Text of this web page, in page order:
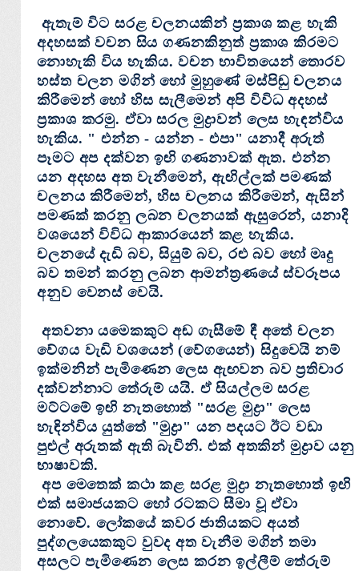
ඇතැම් විට සරළ චලනයකින් ප්‍රකාශ කළ හැකි
අදහසක්‌ වචන සිය ගණනකිනුත් ප්‍රකාශ කිරමට
නොහැකි විය හැකිය. වචන භාවිතයෙන් තොරව
හස්‌ත චලන මගින් හෝ මුහුණේ මස්‌පිඬු චලනය
කිරීමෙන් හෝ හිස සැලීමෙන් අපි විවිධ අදහස්‌
ප්‍රකාශ කරමු. ඒවා සරල මුද්‍රාවන් ලෙස හැඳන්විය
හැකිය. " එන්න - යන්න - එපා"යනාදී අරුත්
පෑමට අප දක්‌වන ඉඟි ගණනාවක්‌ ඇත. එන්න
යන අදහස අත වැනීමෙන්, ඇඟිල්ලක්‌ පමණක්‌
චලනය කිරීමෙන්, හිස චලනය කිරීමෙන්, ඇසින්
පමණක්‌ කරනු ලබන චලනයක්‌ ඇසුරෙන්, යනාදි
වශයෙන් විවිධ ආකාරයෙන් කළ හැකිය.
චලනයේ දැඩි බව, සියුම් බව, රළු බව හෝ මෘදු
බව තමන් කරනු ලබන ආමන්ත්‍රණයේ ස්‌වරූපය
අනුව වෙනස්‌ වෙයි.
අතවනා යමෙකකුට අඬ ගැසීමේ ඳී අතේ චලන
වේගය වැඩි වශයෙන් (වේගයෙන්) සිදුවෙයි නම්
ඉක්‌මනින් පැමිණෙන ලෙස ඇඟවන බව ප්‍රතිචාර
දක්‌වන්නාට තේරුම් යයි. ඒ සියල්ලම සරළ
මට්‌ටමේ ඉඟි නැතහොත් "සරළ මුද්‍රා" ලෙස
හැඳින්විය යුත්තේ "මුද්‍රා" යන පදයට ඊට වඩා
පුළුල් අරුතක්‌ ඇති බැවිනි. එක්‌ අතකින් මුද්‍රාව යනු
භාෂාවකි.
අප මෙතෙක්‌ කථා කළ සරළ මුද්‍රා නැතහොත් ඉඟි
එක්‌ සමාජයකට හෝ රටකට සීමා වූ ඒවා
නොවේ. ලෝකයේ කවර ජාතියකට අයත්
පුද්ගලයෙකකුට වුවද අත වැනීම මගින් තමා
අසලට පැමිණෙන ලෙස කරන ඉල්ලීම් තේරුම්